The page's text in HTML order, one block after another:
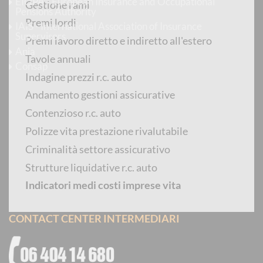
Gestione rami
Premi lordi
Premi lavoro diretto e indiretto all'estero
Tavole annuali
Indagine prezzi r.c. auto
Andamento gestioni assicurative
Contenzioso r.c. auto
Polizze vita prestazione rivalutabile
Criminalità settore assicurativo
Strutture liquidative r.c. auto
Indicatori medi costi imprese vita
Pensions Authority
IAIS - International Association of Insurance
Supervisors
Consap
CONTACT CENTER POLIZZE CAT-NAT
per chiamate dall'estero:+39 06 9435 8604
CONTACT CENTER INTERMEDIARI